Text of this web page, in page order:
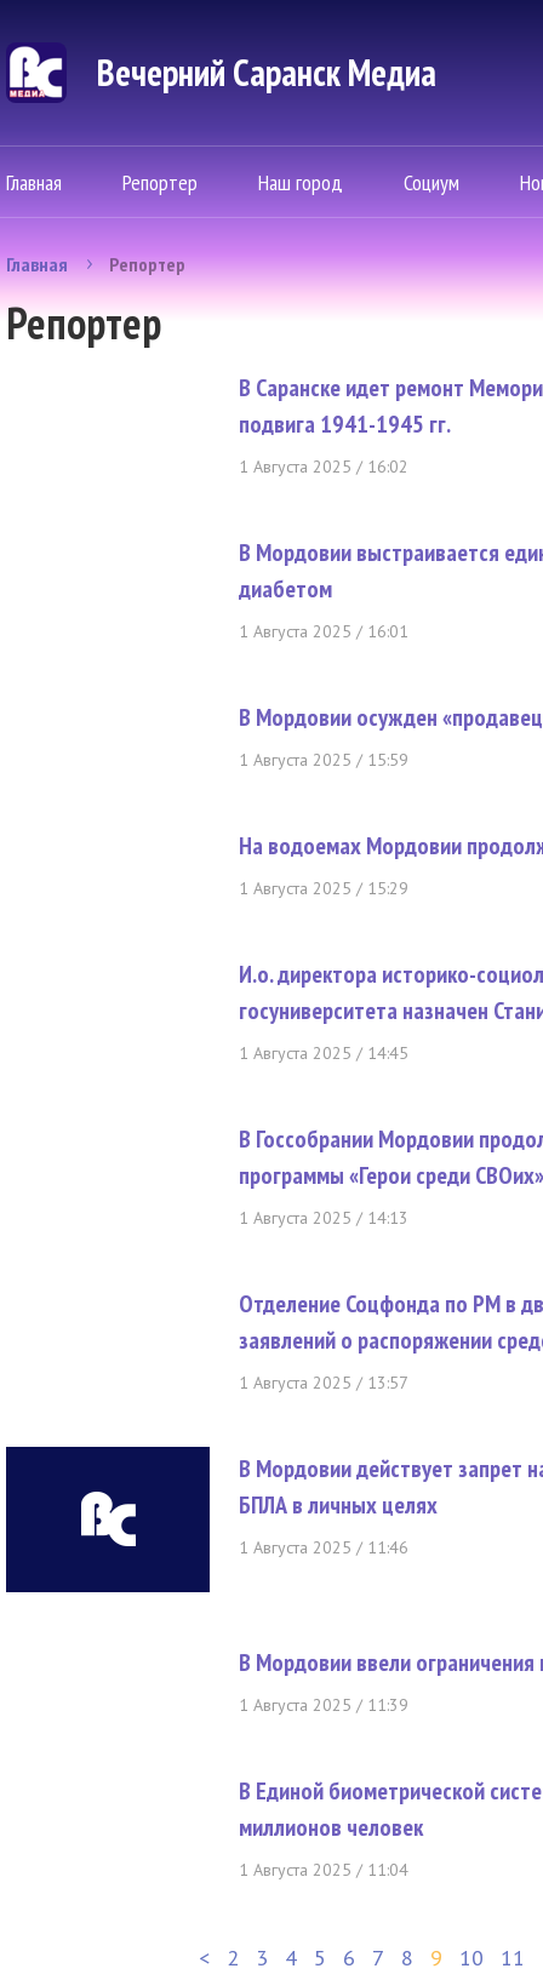
Вечерний Саранск Mедиа
Главная Репортер Наш город Социум
Главная Репортер
Репортер
В Саранске идет ремонт
подвига 1941-1945 гг.
1 Августа 2025 / 16:02
В Мордовии выстраивается
диабетом
1 Августа 2025 / 16:01
В Мордовии осужден
1 Августа 2025 / 15:59
На водоемах Мордовии
1 Августа 2025 / 15:29
И.о. директора историко-
госуниверситета назначен
1 Августа 2025 / 14:45
В Госсобрании Мордовии
программы «Герои среди СВОих»
1 Августа 2025 / 14:13
Отделение Соцфонда по РМ в
заявлений о распоряжении
1 Августа 2025 / 13:57
В Мордовии действует запрет
БПЛА в личных целях
1 Августа 2025 / 11:46
В Мордовии ввели
1 Августа 2025 / 11:39
В Единой биометрической
миллионов человек
1 Августа 2025 / 11:04
< 2 3 4 5 6 7 8 9 10 11